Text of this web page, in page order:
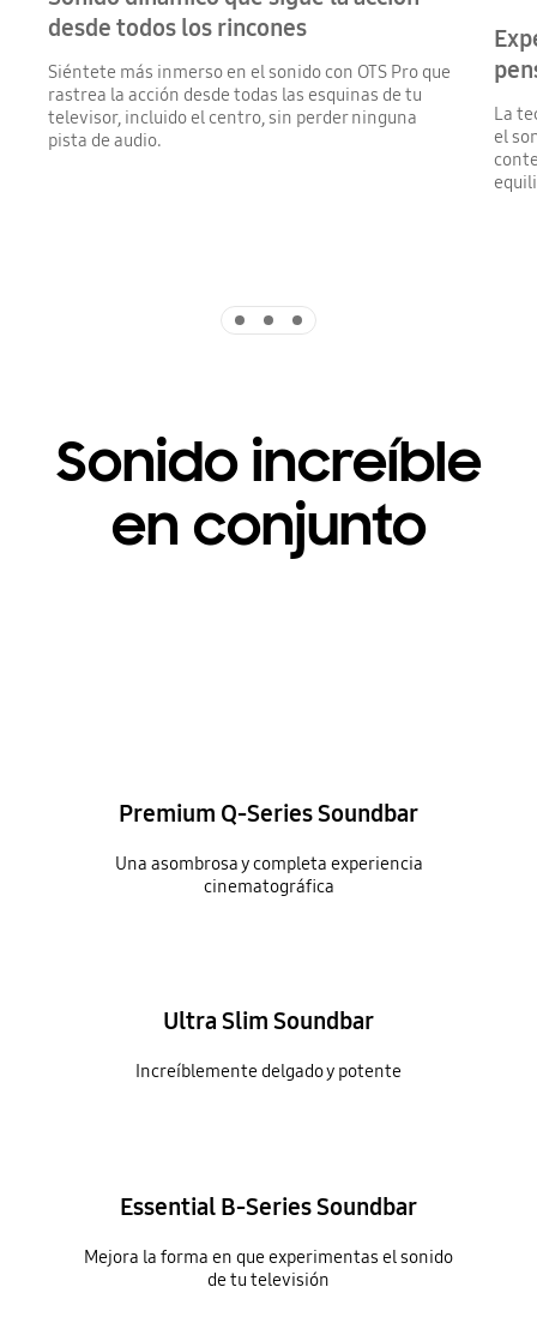
desde todos los rincones
Siéntete más inmerso en el sonido con OTS Pro que
rastrea la acción desde todas las esquinas de tu
televisor, incluido el centro, sin perder ninguna
pista de audio.
La
el
Sonido increíble
en conjunto
Premium Q-Series Soundbar
Una asombrosa y completa experiencia
cinematográfica
Ultra Slim Soundbar
Increíblemente delgado y potente
Essential B-Series Soundbar
Mejora la forma en que experimentas el sonido
de tu televisión